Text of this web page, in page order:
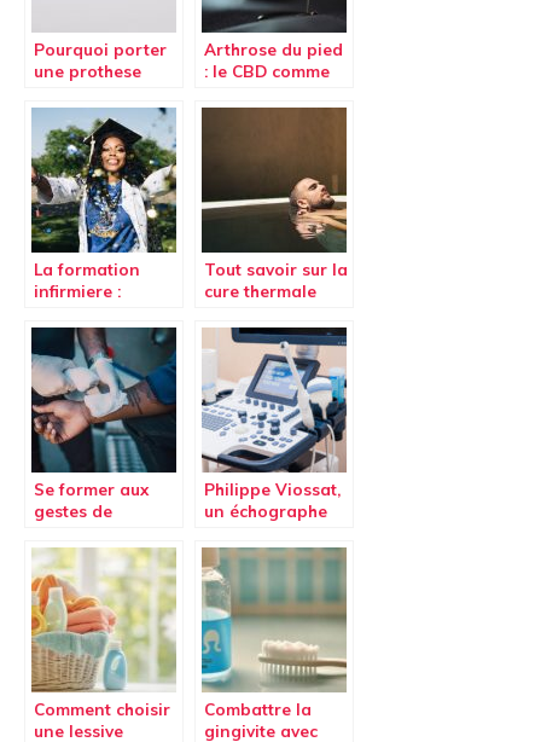
Pourquoi porter
une prothese
necessaire en
cas de trouble de
l’ouie ?
Arthrose du pied
: le CBD comme
traitement
La formation
infirmiere :
1992-2009
Tout savoir sur la
cure thermale
Se former aux
gestes de
Philippe Viossat,
un échographe
Comment choisir
une lessive
Combattre la
gingivite avec